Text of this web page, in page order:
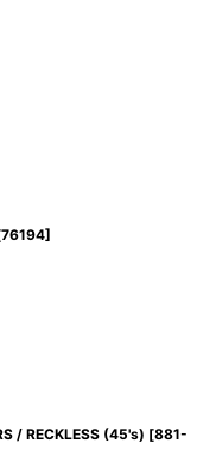
76194]
/ RECKLESS (45's) [881-